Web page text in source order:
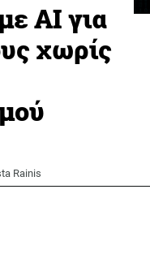
AI για
χωρίς
Rainis